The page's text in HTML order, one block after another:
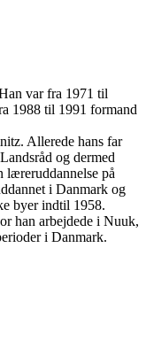
var fra 1971 til
1988 til 1991 formand
Allerede hans far
og dermed
læreruddannelse på
i Danmark og
byer indtil 1958.
han arbejdede i Nuuk,
i Danmark.